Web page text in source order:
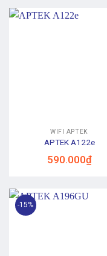
WIFI APTEK
APTEK A122e
590.000₫
-15%